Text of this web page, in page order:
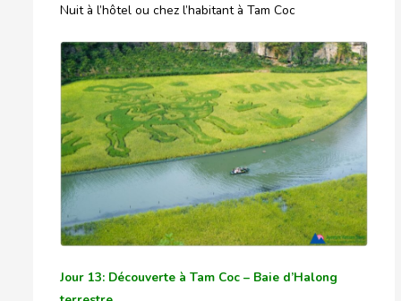
Nuit à l’hôtel ou chez l’habitant à Tam Coc
Jour 13: Découverte à Tam Coc – Baie d’Halong